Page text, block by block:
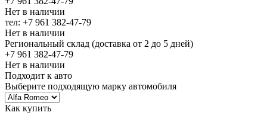
Нет в наличии
тел: +7 961 382-47-79
Нет в наличии
Региональный склад (доставка от 2 до 5 дней)
+7 961 382-47-79
Нет в наличии
Подходит к авто
Выберите подходящую марку автомобиля
Как купить